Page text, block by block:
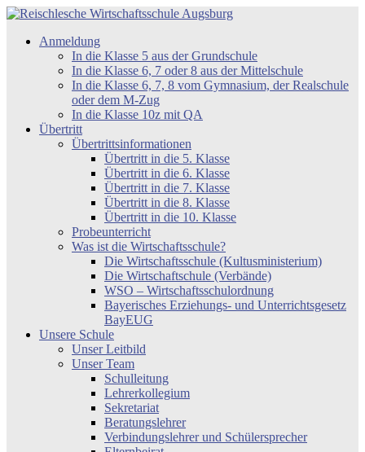
Zum
springen
Reischlesche
Wirtschaftsschule
Anmeldung
In die Klasse 5 aus der Grundschule
In die Klasse 6, 7 oder 8 aus der Mittelschule
In die Klasse 6, 7, 8 vom Gymnasium, der Realschule
oder dem M-Zug
In die Klasse 10z mit QA
Übertritt
Übertrittsinformationen
Übertritt in die 5. Klasse
Übertritt in die 6. Klasse
Übertritt in die 7. Klasse
Übertritt in die 8. Klasse
Übertritt in die 10. Klasse
Probeunterricht
Was ist die Wirtschaftsschule?
Die Wirtschaftsschule (Kultusministerium)
Die Wirtschaftschule (Verbände)
WSO – Wirtschaftsschulordnung
Bayerisches Erziehungs- und Unterrichtsgesetz
BayEUG
Unsere Schule
Unser Leitbild
Unser Team
Schulleitung
Lehrerkollegium
Sekretariat
Beratungslehrer
Verbindungslehrer und Schülersprecher